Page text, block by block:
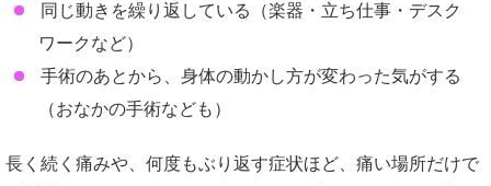
同じ動きを繰り返している（楽器・立ち仕事・デスク
ワークなど）
手術のあとから、身体の動かし方が変わった気がする
（おなかの手術なども）
長く続く痛みや、何度もぶり返す症状ほど、痛い場所だけで